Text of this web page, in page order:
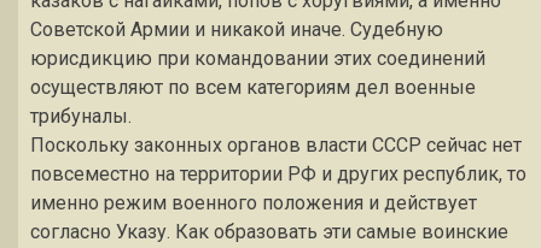
Советской Армии и никакой иначе. Судебную
юрисдикцию при командовании этих соединений
осуществляют по всем категориям дел военные
трибуналы.
Поскольку законных органов власти СССР сейчас нет
повсеместно на территории РФ и других республик, то
именно режим военного положения и действует
согласно Указу. Как образовать эти самые воинские